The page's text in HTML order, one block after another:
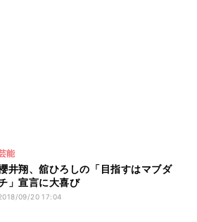
能
井翔、舘ひろしの「目指すはマブダ
」宣言に大喜び
09/20 17:04